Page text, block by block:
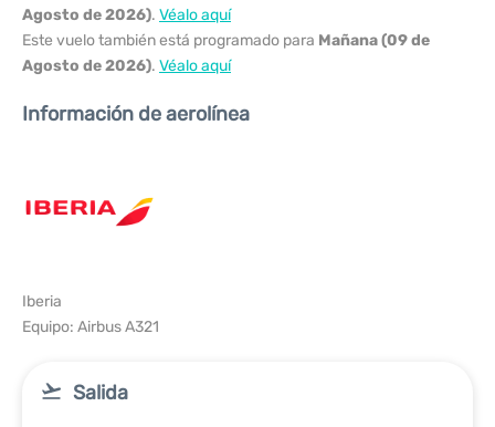
Agosto de 2026). Véalo aquí
Este vuelo también está programado para Mañana (09 de
Agosto de 2026). Véalo aquí
Información de aerolínea
Iberia
Equipo: Airbus A321
Salida